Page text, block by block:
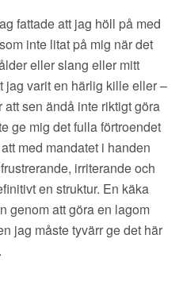
fattade att jag höll på med
inte litat på mig när det
eller slang eller mitt
jag varit en härlig kille eller –
att sen ändå inte riktigt göra
ge mig det fulla förtroendet
med mandatet i handen
irriterande och
en struktur. En käka
genom att göra en lagom
jag måste tyvärr ge det här